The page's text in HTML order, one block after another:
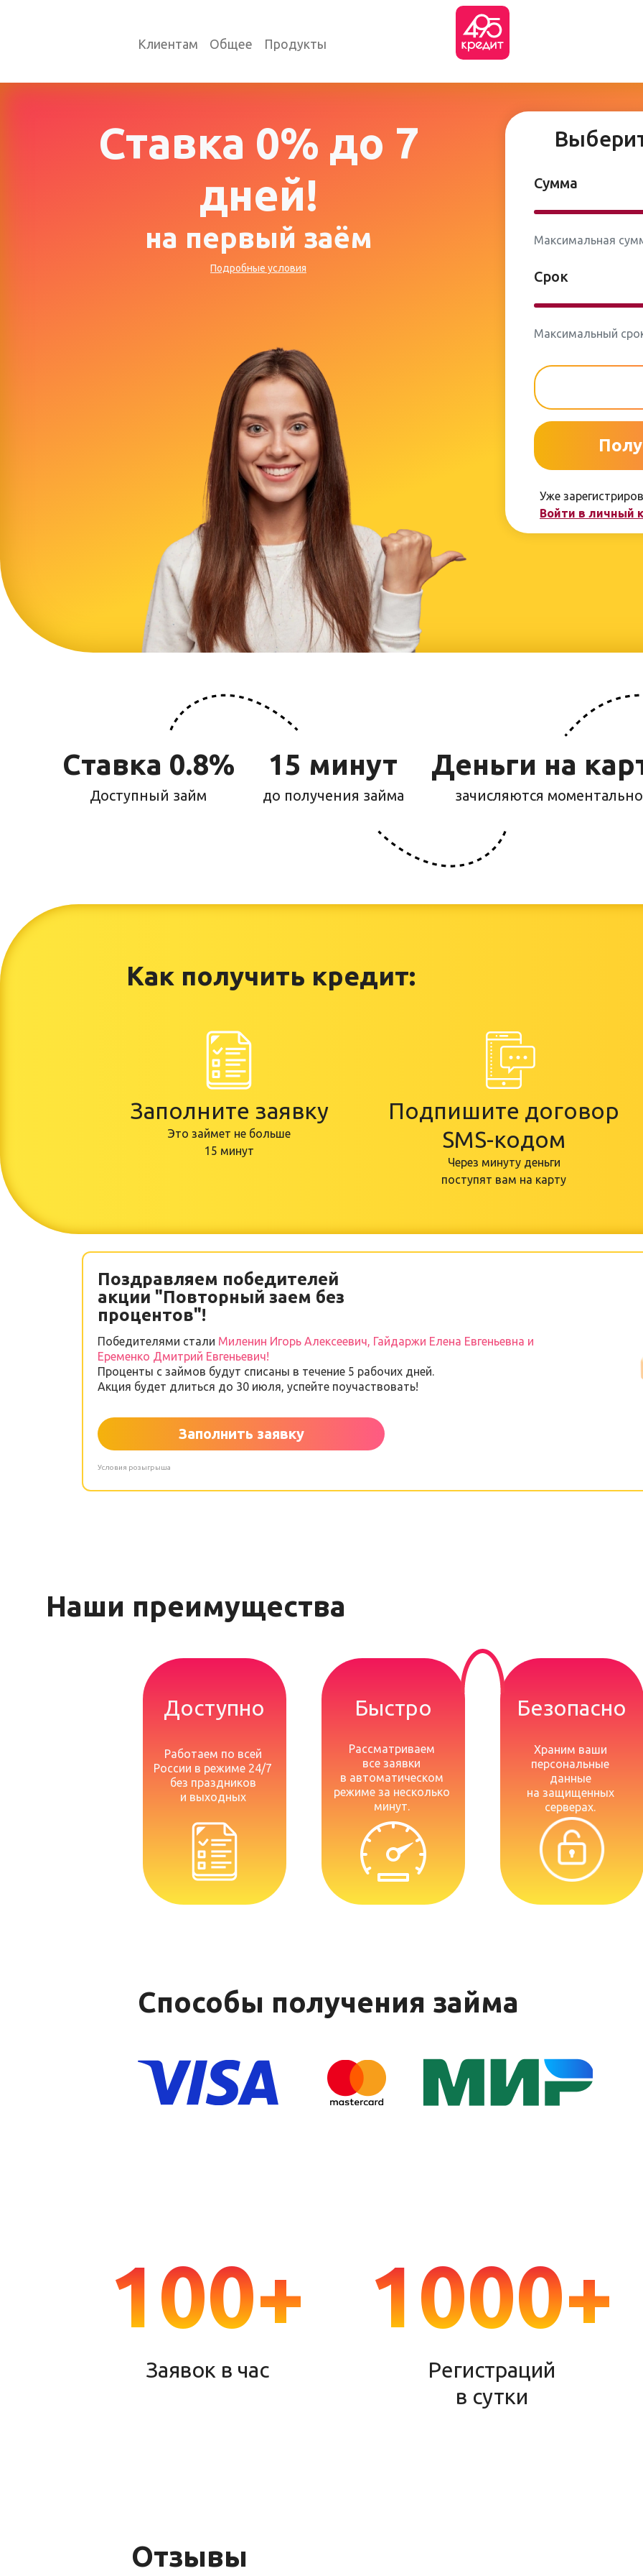
Клиентам Общее Продукты
Cтавка 0% до 7
дней!
на первый заём
Подробные условия
Сумма
Максимальная
Срок
Максимальный
Уже
Войти в личный
Ставка 0.8%
Доступный займ
15 минут
до получения займа
Деньги на
зачисляются моментально
Как получить кредит:
Заполните заявку
Это займет не больше
15 минут
Подпишите договор
SMS-кодом
Через минуту деньги
поступят вам на карту
Поздравляем победителей
акции "Повторный заем без
процентов"!
Победителями стали Миленин Игорь Алексеевич, Гайдаржи Елена Евгеньевна и
Еременко Дмитрий Евгеньевич!
Проценты с займов будут списаны в течение 5 рабочих дней.
Акция будет длиться до 30 июля, успейте поучаствовать!
Заполнить заявку
Условия розыгрыша
Наши преимущества
Доступно
Работаем по всей
России в режиме 24/7
без праздников
и выходных
Быстро
Рассматриваем
все заявки
в автоматическом
режиме за несколько
минут.
Безопасно
Храним ваши
персональные
данные
на защищенных
серверах.
Способы получения займа
100+
Заявок в час
1000+
Регистраций
в сутки
Отзывы